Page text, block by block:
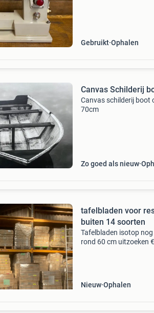
Gebruikt Ophalen
Canvas Schilderij
Canvas schilderij boot
70cm
Zo goed als nieuw
tafelbladen voor
buiten 14 soorten
Tafelbladen isotop
rond 60 cm uitzoeken
Nieuw Ophalen